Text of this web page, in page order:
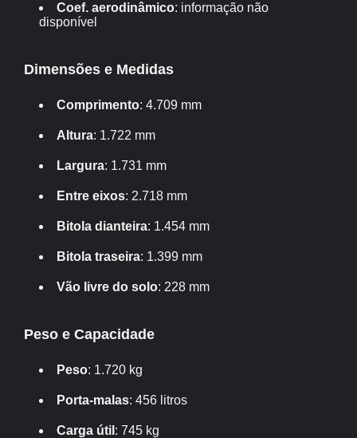
Coef. aerodinâmico: informação não
disponível
Dimensões e Medidas
Comprimento: 4.709 mm
Altura: 1.722 mm
Largura: 1.731 mm
Entre eixos: 2.718 mm
Bitola dianteira: 1.454 mm
Bitola traseira: 1.399 mm
Vão livre do solo: 228 mm
Peso e Capacidade
Peso: 1.720 kg
Porta-malas: 456 litros
Carga útil : 745 kg